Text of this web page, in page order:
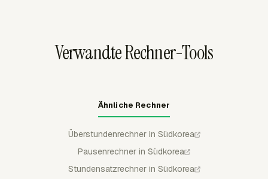
Verwandte Rechner-Tools
Ähnliche Rechner
Überstundenrechner in Südkorea
Pausenrechner in Südkorea
Stundensatzrechner in Südkorea